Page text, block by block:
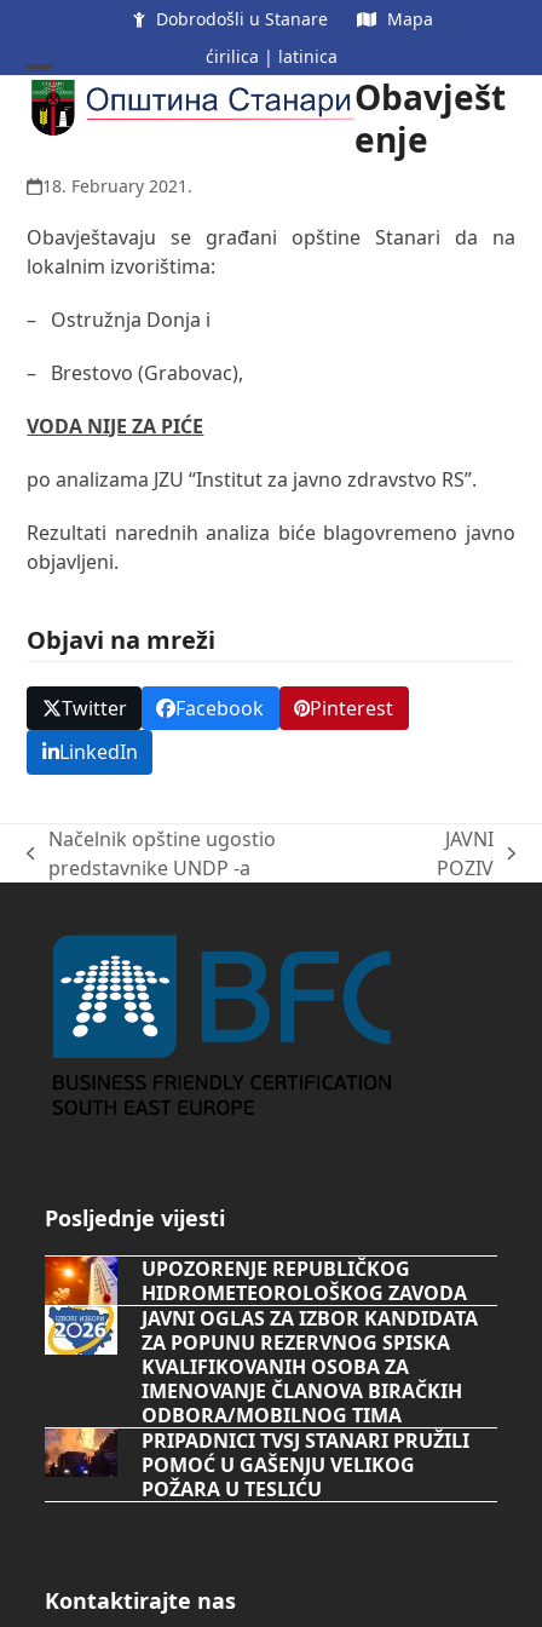
content
Dobrodošli u Stanare
Mapa
ćirilica | latinica
Open
mobile
menu
Close
mobile
menu
Obavješt
enje
18. February 2021.
Obavještavaju se građani opštine Stanari da na
lokalnim izvorištima:
– Ostružnja Donja i
– Brestovo (Grabovac),
VODA NIJE ZA PIĆE
po analizama JZU “Institut za javno zdravstvo RS”.
Rezultati narednih analiza biće blagovremeno javno
objavljeni.
Objavi na mreži
Twitter Facebook
Pinterest
LinkedIn
previous
Načelnik opštine ugostio
predstavnike UNDP -a
next
JAVNI
POZIV
Posljednje vijesti
UPOZORENJE REPUBLIČKOG
HIDROMETEOROLOŠKOG ZAVODA
JAVNI OGLAS ZA IZBOR KANDIDATA
ZA POPUNU REZERVNOG SPISKA
KVALIFIKOVANIH OSOBA ZA
IMENOVANJE ČLANOVA BIRAČKIH
ODBORA/MOBILNOG TIMA
PRIPADNICI TVSJ STANARI PRUŽILI
POMOĆ U GAŠENJU VELIKOG
POŽARA U TESLIĆU
Kontaktirajte nas